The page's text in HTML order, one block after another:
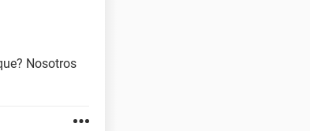
Nosotros